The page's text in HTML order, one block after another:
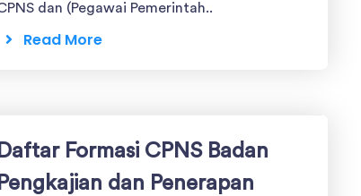
dan (Pegawai Pemerintah..
Read More
Daftar Formasi CPNS Badan
Pengkajian dan Penerapan